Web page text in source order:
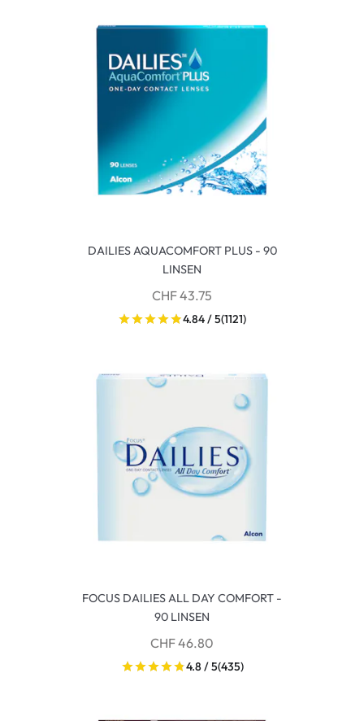
DAILIES AQUACOMFORT PLUS - 90
LINSEN
CHF 43.75
4.84 / 5(1121)
FOCUS DAILIES ALL DAY COMFORT -
90 LINSEN
CHF 46.80
4.8 / 5(435)